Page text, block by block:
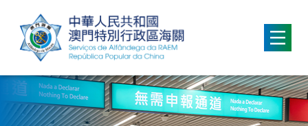
移動到内容區域